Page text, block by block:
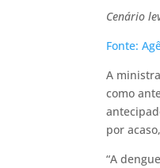
Cenário
Fonte:
A
como
por
“A